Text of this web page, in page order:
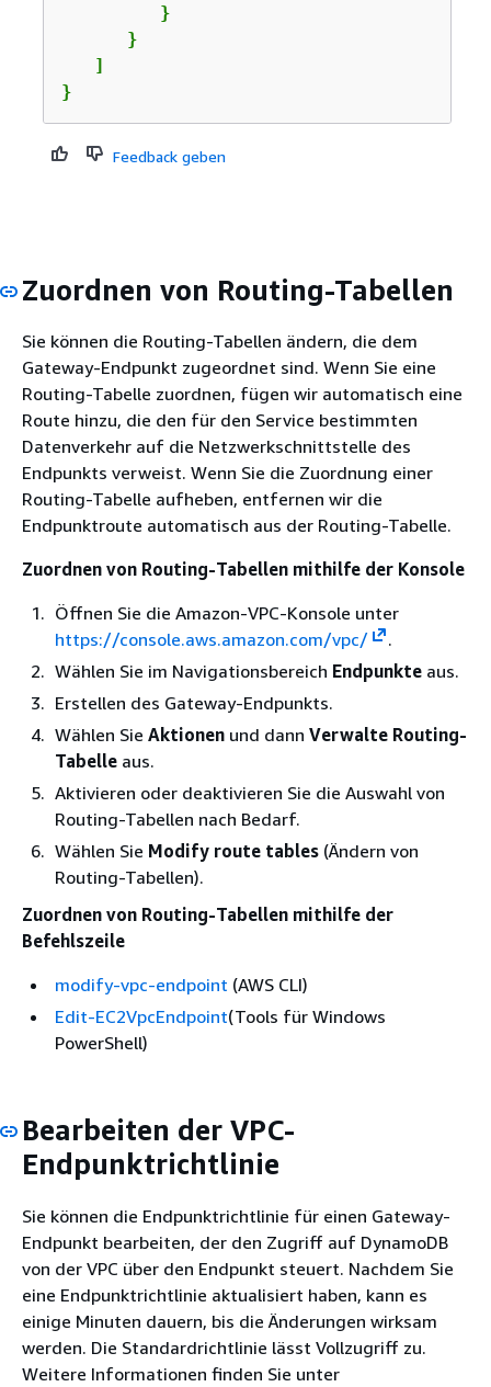
         }
      }
   ]
}
Feedback geben
Zuordnen von Routing-Tabellen
Sie können die Routing-Tabellen ändern, die dem
Gateway-Endpunkt zugeordnet sind. Wenn Sie eine
Routing-Tabelle zuordnen, fügen wir automatisch eine
Route hinzu, die den für den Service bestimmten
Datenverkehr auf die Netzwerkschnittstelle des
Endpunkts verweist. Wenn Sie die Zuordnung einer
Routing-Tabelle aufheben, entfernen wir die
Endpunktroute automatisch aus der Routing-Tabelle.
Zuordnen von Routing-Tabellen mithilfe der Konsole
Öffnen Sie die Amazon-VPC-Konsole unter
https://console.aws.amazon.com/vpc/
.
Wählen Sie im Navigationsbereich Endpunkte aus.
Erstellen des Gateway-Endpunkts.
Wählen Sie Aktionen und dann Verwalte Routing-
Tabelle aus.
Aktivieren oder deaktivieren Sie die Auswahl von
Routing-Tabellen nach Bedarf.
Wählen Sie Modify route tables (Ändern von
Routing-Tabellen).
Zuordnen von Routing-Tabellen mithilfe der
Befehlszeile
modify-vpc-endpoint (AWS CLI)
Edit-EC2VpcEndpoint(Tools für Windows
PowerShell)
Bearbeiten der VPC-
Endpunktrichtlinie
Sie können die Endpunktrichtlinie für einen Gateway-
Endpunkt bearbeiten, der den Zugriff auf DynamoDB
von der VPC über den Endpunkt steuert. Nachdem Sie
eine Endpunktrichtlinie aktualisiert haben, kann es
einige Minuten dauern, bis die Änderungen wirksam
werden. Die Standardrichtlinie lässt Vollzugriff zu.
Weitere Informationen finden Sie unter